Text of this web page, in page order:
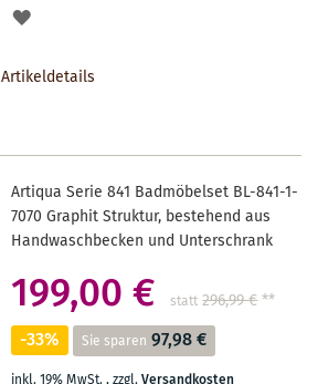
AUF
Artikeldetails
Artiqua Serie 841 Badmöbelset BL-841-1-
7070 Graphit Struktur, bestehend aus
Handwaschbecken und Unterschrank
199,00 € statt 296,99 €**
-33% Sie sparen 97,98 €